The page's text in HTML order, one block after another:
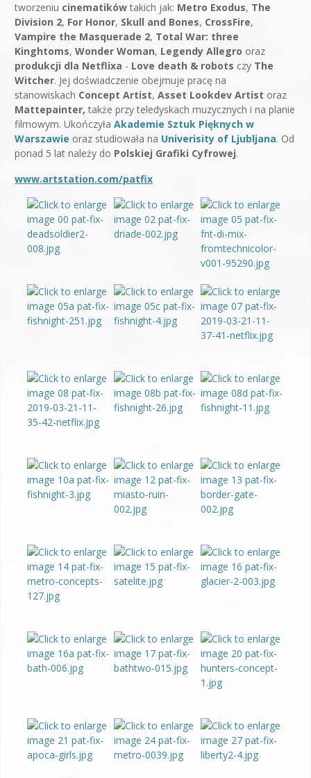
tworzeniu cinematików takich jak: Metro Exodus, The
Division 2, For Honor, Skull and Bones, CrossFire,
Vampire the Masquerade 2, Total War: three
Kinghtoms, Wonder Woman, Legendy Allegro oraz
produkcji dla Netflixa - Love death & robots czy The
Witcher. Jej doświadczenie obejmuje pracę na
stanowiskach Concept Artist, Asset Lookdev Artist oraz
Mattepainter, także przy teledyskach muzycznych i na planie
filmowym. Ukończyła Akademie Sztuk Pięknych w
Warszawie oraz studiowała na Univerisity of Ljubljana. Od
ponad 5 lat należy do Polskiej Grafiki Cyfrowej.
www.artstation.com/patfix